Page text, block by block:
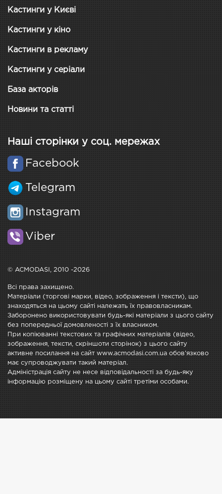
Кастинги у Києві
Кастинги у кіно
Кастинги в рекламу
Кастинги у серіали
База акторів
Новини та статті
Наші сторінки у соц. мережах
Facebook
Telegram
Instagram
Viber
© ACMODASI, 2010 -2026
Всі права захищено.
Матеріали (торгові марки, відео, зображення і тексти), що
знаходяться на цьому сайті належать їх правовласникам.
Заборонено використовувати будь-які матеріали з цього сайту
без попередньої домовленості з їх власником.
При копіюванні текстових та графічних матеріалів (відео,
зображення, тексти, скріншоти сторінок) з цього сайту
активне посилання на сайт www.acmodasi.com.ua обов'язково
має супроводжувати такий матеріал.
Адміністрація сайту не несе відповідальності за будь-яку
інформацію розміщену на цьому сайті третіми особами.